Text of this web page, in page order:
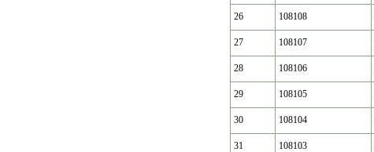
26 108108
27 108107
28 108106
29 108105
30 108104
31 108103